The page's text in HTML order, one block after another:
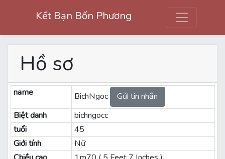
Kết Bạn Bốn Phương
Hồ sơ
name BichNgoc
Gửi tin nhắn
Biệt danh
bichngocc
tuổi
45
Giới tính
Nữ